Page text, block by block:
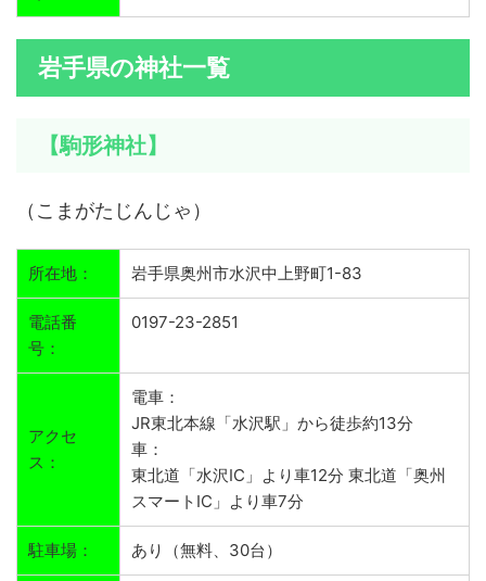
岩手県の神社一覧
【駒形神社】
（こまがたじんじゃ）
所在地： 岩手県奥州市水沢中上野町1-83
電話番
号：
0197-23-2851
アクセ
ス：
電車：
JR東北本線「水沢駅」から徒歩約13分
車：
東北道「水沢IC」より車12分 東北道「奥州
スマートIC」より車7分
駐車場： あり（無料、30台）